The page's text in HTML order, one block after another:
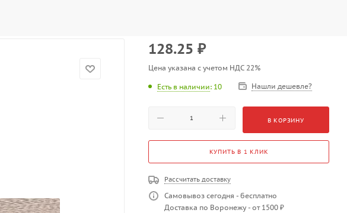
128.25 ₽
Цена указана с учетом НДС 22%
Есть в наличии: 10 Нашли дешевле?
В КОРЗИНУ
КУПИТЬ В 1 КЛИК
Рассчитать доставку
Самовывоз сегодня - бесплатно
Доставка по Воронежу - от 1500 ₽